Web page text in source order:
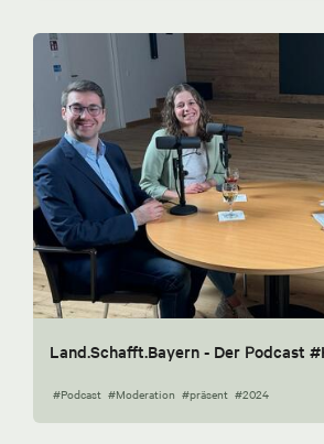
Land.Schafft.Bayern - Der Podcast
#Podcast #Moderation #präsent #2024